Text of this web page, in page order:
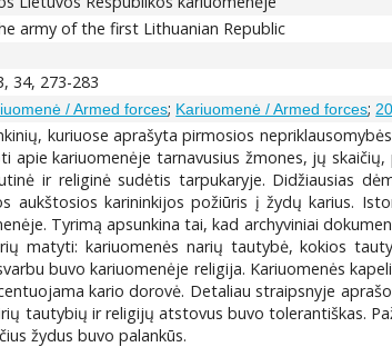
army of the first Lithuanian Republic
34, 273-283
/ Armed forces; Kariuomenė / Armed forces;
kuriuose aprašyta pirmosios
apie kariuomenėje tarnavusius žmones, jų
ir religinė sudėtis tarpukaryje. Didžiausias
aukštosios karininkijos požiūris į žydų karius.
Tyrimą apsunkina tai, kad archyviniai
matyti: kariuomenės narių tautybė, kokios
buvo kariuomenėje religija. Kariuomenės
kario dorovė. Detaliau straipsnyje
tautybių ir religijų atstovus buvo tolerantiškas.
žydus buvo palankūs.